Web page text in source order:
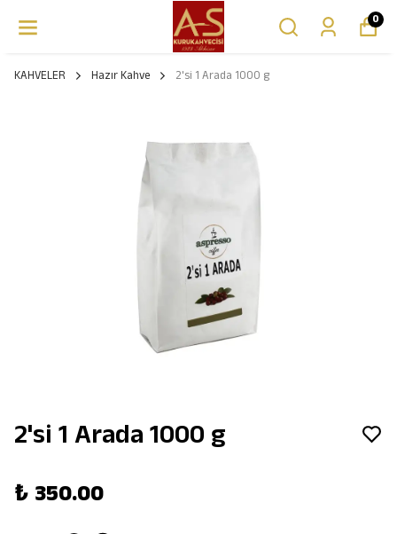
0
KAHVELER Hazır Kahve 2'si 1 Arada 1000 g
2'si 1 Arada 1000 g
₺ 350.00